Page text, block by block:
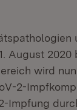
2020
wird
2-
Impfung